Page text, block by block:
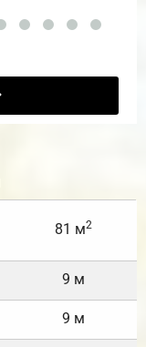
81 м2
9 м
9 м